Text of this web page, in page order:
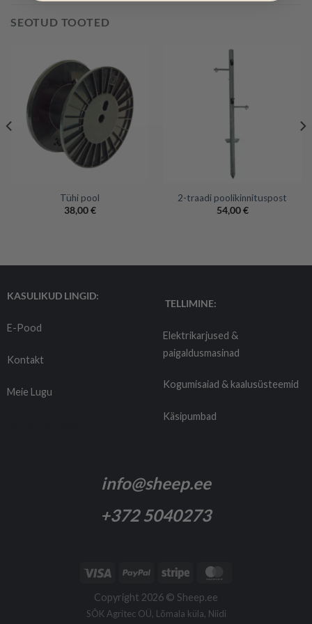
SEOTUD TOOTED
Tühi pool
38,00€
2-traadi poolikinnituspost
54,00€
KASULIKUD LINGID:
E-Pood
Kontakt
Meie Lugu
TELLIMINE:
Elektrikarjused &
paigaldusmasinad
Kogumisaiad & kaalusüsteemid
Käsipumbad
info@sheep.ee
+372 5040273
Copyright 2026 © Sheep.ee
SÕK Agritec OÜ, Lõmala küla, Niidi